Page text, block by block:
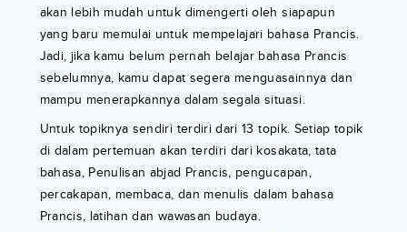
akan lebih mudah untuk dimengerti oleh siapapun
yang baru memulai untuk mempelajari bahasa Prancis.
Jadi, jika kamu belum pernah belajar bahasa Prancis
sebelumnya, kamu dapat segera menguasainnya dan
mampu menerapkannya dalam segala situasi.
Untuk topiknya sendiri terdiri dari 13 topik. Setiap topik
di dalam pertemuan akan terdiri dari kosakata, tata
bahasa, Penulisan abjad Prancis, pengucapan,
percakapan, membaca, dan menulis dalam bahasa
Prancis, latihan dan wawasan budaya.